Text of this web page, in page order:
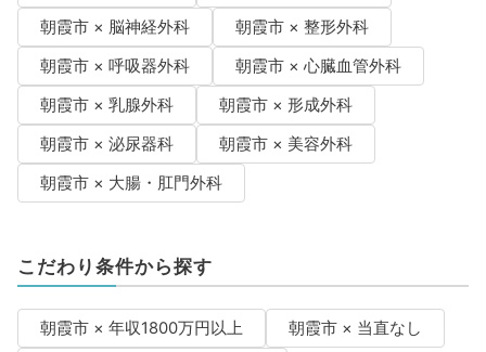
朝霞市 × 脳神経外科
朝霞市 × 整形外科
朝霞市 × 呼吸器外科
朝霞市 × 心臓血管外科
朝霞市 × 乳腺外科
朝霞市 × 形成外科
朝霞市 × 泌尿器科
朝霞市 × 美容外科
朝霞市 × 大腸・肛門外科
こだわり条件から探す
朝霞市 × 年収1800万円以上
朝霞市 × 当直なし